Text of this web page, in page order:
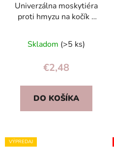
Univerzálna moskytiéra
proti hmyzu na kočík a
gumičkou, biela
Skladom (>5 ks)
€2,48
DO KOŠÍKA
VÝPREDAJ